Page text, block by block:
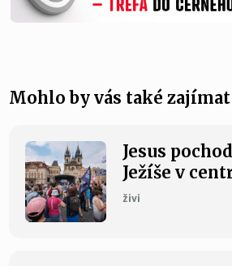
Mohlo by vás také zajímat
Jesus
Ježíše v
živi